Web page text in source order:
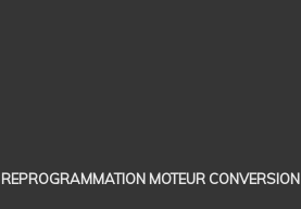
REPROGRAMMATION MOTEUR CONVERSION